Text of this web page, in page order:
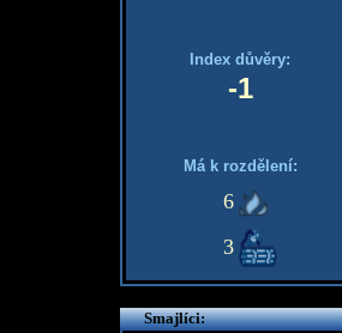
Index důvěry:
-1
Má k rozdělení:
6
3
Smajlíci: